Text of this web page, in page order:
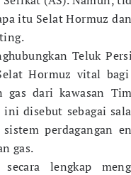
itu Selat Hormuz
Teluk
Hormuz vital
gas dari kawasan
ini disebut sebagai
perdagangan
gas.
secara lengkap